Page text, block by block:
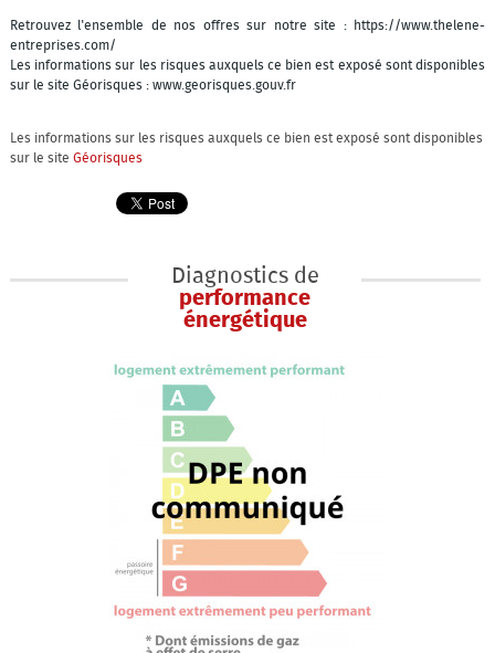
Retrouvez l'ensemble de nos offres sur notre site : https://www.thelene-
entreprises.com/
Les informations sur les risques auxquels ce bien est exposé sont disponibles
sur le site Géorisques : www.georisques.gouv.fr
Les informations sur les risques auxquels ce bien est exposé sont disponibles
sur le site Géorisques
Diagnostics de
performance
énergétique